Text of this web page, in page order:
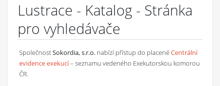
Lustrace - Katalog - Stránka
pro vyhledávače
SpolečnostSokordia, s.r.o. nabízí přístup do placenéCentrální
evidence exekucí– seznamu vedeného Exekutorskou komorou
ČR.